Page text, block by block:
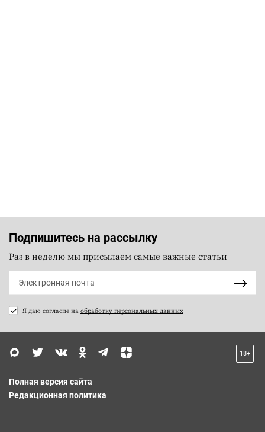
Подпишитесь на рассылку
Раз в неделю мы присылаем самые важные статьи
Я даю согласие на обработку персональных данных
18+
Полная версия сайта
Редакционная политика